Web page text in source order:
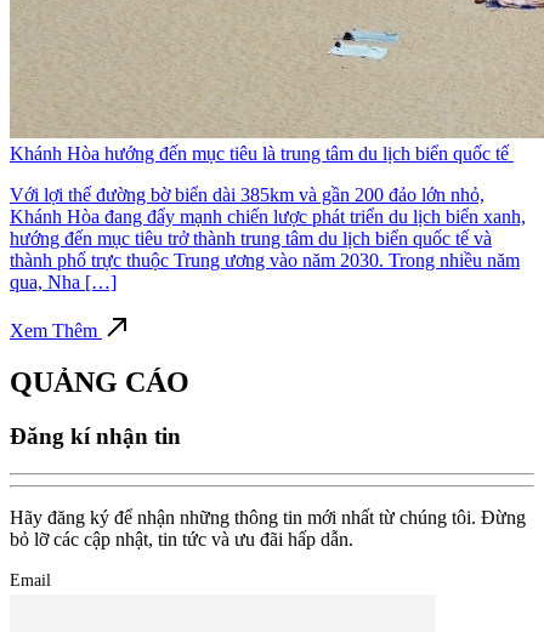
Khánh Hòa hướng đến mục tiêu là trung tâm du lịch biển quốc tế
Với lợi thế đường bờ biển dài 385km và gần 200 đảo lớn nhỏ,
Khánh Hòa đang đẩy mạnh chiến lược phát triển du lịch biển xanh,
hướng đến mục tiêu trở thành trung tâm du lịch biển quốc tế và
thành phố trực thuộc Trung ương vào năm 2030. Trong nhiều năm
qua, Nha […]
Xem Thêm
QUẢNG CÁO
Đăng kí nhận tin
Hãy đăng ký để nhận những thông tin mới nhất từ chúng tôi. Đừng
bỏ lỡ các cập nhật, tin tức và ưu đãi hấp dẫn.
Email